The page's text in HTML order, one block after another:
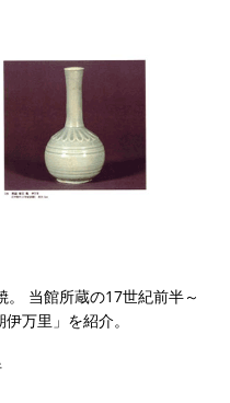
当館所蔵の17世紀前半～
万里」を紹介。